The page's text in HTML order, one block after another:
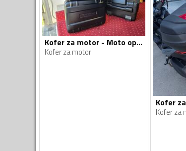
Kofer za motor - Moto oprema
Kofer za motor
Kofer za